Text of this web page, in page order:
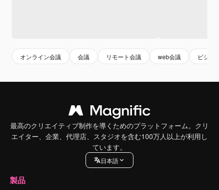
オンライン会議 会議 リモート会議 web会議 ビジネ
最高のクリエイティブ制作を導くためのプラットフォーム。クリ
エイター、企業、代理店、スタジオを含む100万人以上が利用し
ています。
日本語
製品